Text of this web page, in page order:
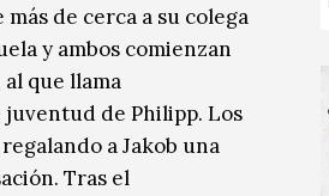
de cerca a su colega
y ambos comienzan
que llama
de Philipp. Los
a Jakob una
Tras el